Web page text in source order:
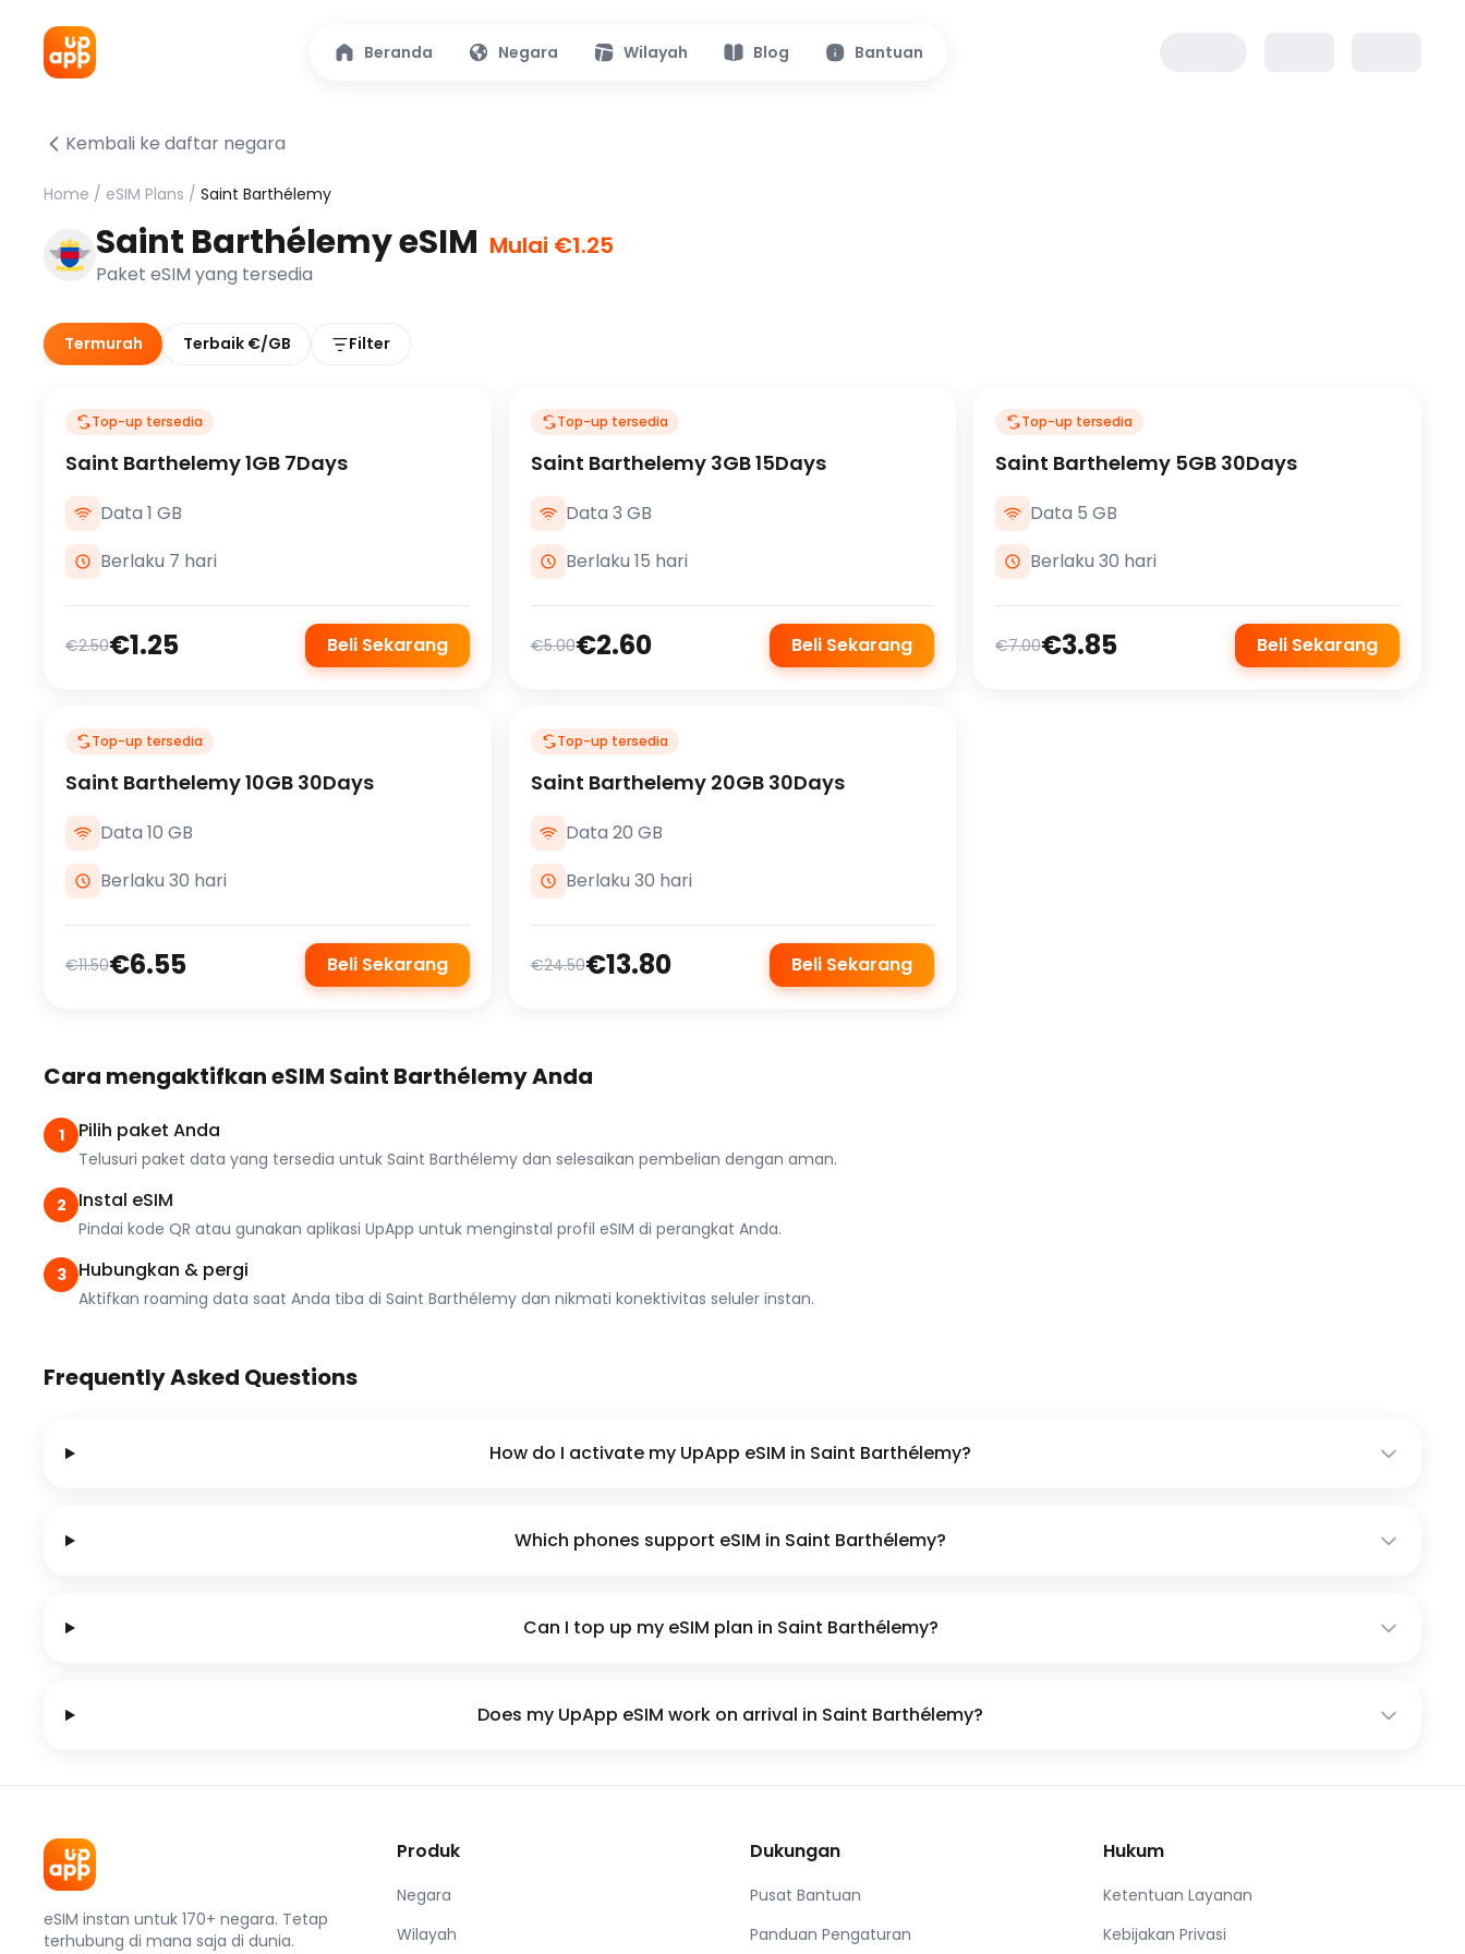
Beranda Negara Wilayah Blog Bantuan
Kembali ke daftar negara
Home / eSIM Plans / Saint Barthélemy
Saint Barthélemy eSIM Mulai €1.25
Paket eSIM yang tersedia
Termurah Terbaik €/GB Filter
Top-up tersedia
Saint Barthelemy 1GB 7Days
Data 1 GB
Berlaku 7 hari
€2.50€1.25 Beli Sekarang
Top-up tersedia
Saint Barthelemy 3GB 15Days
Data 3 GB
Berlaku 15 hari
€5.00€2.60 Beli Sekarang
Top-up tersedia
Saint Barthelemy 5GB 30Days
Data 5 GB
Berlaku 30 hari
€7.00€3.85 Beli Sekarang
Top-up tersedia
Saint Barthelemy 10GB 30Days
Data 10 GB
Berlaku 30 hari
€11.50€6.55 Beli Sekarang
Top-up tersedia
Saint Barthelemy 20GB 30Days
Data 20 GB
Berlaku 30 hari
€24.50€13.80 Beli Sekarang
Cara mengaktifkan eSIM Saint Barthélemy Anda
1 Pilih paket Anda
Telusuri paket data yang tersedia untuk Saint Barthélemy dan selesaikan pembelian dengan aman.
2 Instal eSIM
Pindai kode QR atau gunakan aplikasi UpApp untuk menginstal profil eSIM di perangkat Anda.
3 Hubungkan & pergi
Aktifkan roaming data saat Anda tiba di Saint Barthélemy dan nikmati konektivitas seluler instan.
Frequently Asked Questions
How do I activate my UpApp eSIM in Saint Barthélemy?
Which phones support eSIM in Saint Barthélemy?
Can I top up my eSIM plan in Saint Barthélemy?
Does my UpApp eSIM work on arrival in Saint Barthélemy?
eSIM instan untuk 170+ negara. Tetap
terhubung di mana saja di dunia.
Produk
Negara
Wilayah
Dukungan
Pusat Bantuan
Panduan Pengaturan
Hukum
Ketentuan Layanan
Kebijakan Privasi